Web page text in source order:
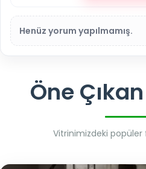
Henüz yorum yapılmamış.
Öne Çıkan
Vitrinimizdeki popüler